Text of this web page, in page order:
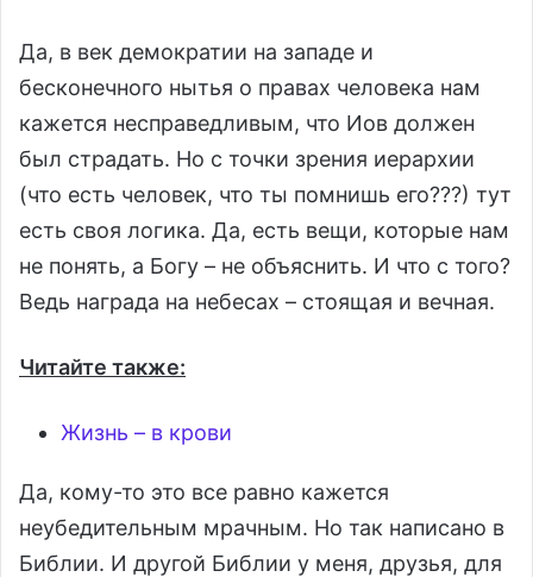
Да, в век демократии на западе и
бесконечного нытья о правах человека нам
кажется несправедливым, что Иов должен
был страдать. Но с точки зрения иерархии
(что есть человек, что ты помнишь его???) тут
есть своя логика. Да, есть вещи, которые нам
не понять, а Богу – не объяснить. И что с того?
Ведь награда на небесах – стоящая и вечная.
Читайте также:
Жизнь – в крови
Да, кому-то это все равно кажется
неубедительным мрачным. Но так написано в
Библии. И другой Библии у меня, друзья, для